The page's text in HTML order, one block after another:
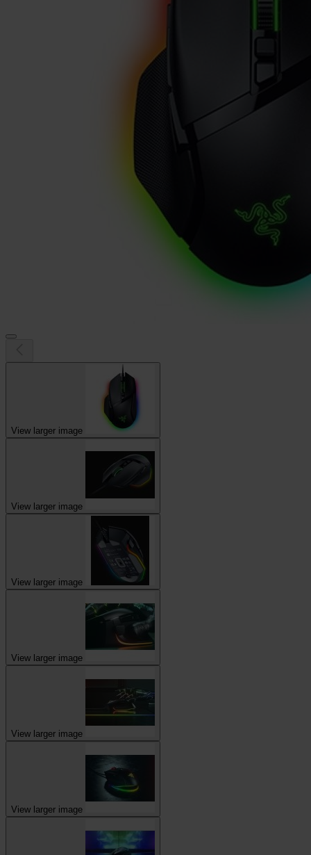
View larger image
View larger image
View larger image
View larger image
View larger image
View larger image